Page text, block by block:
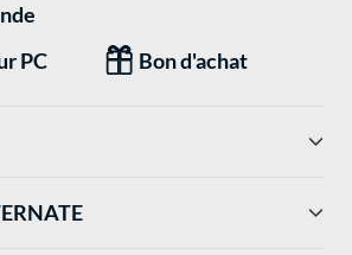
PC Bon d'achat